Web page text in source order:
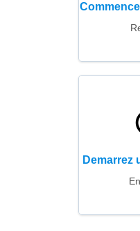
Demarrez